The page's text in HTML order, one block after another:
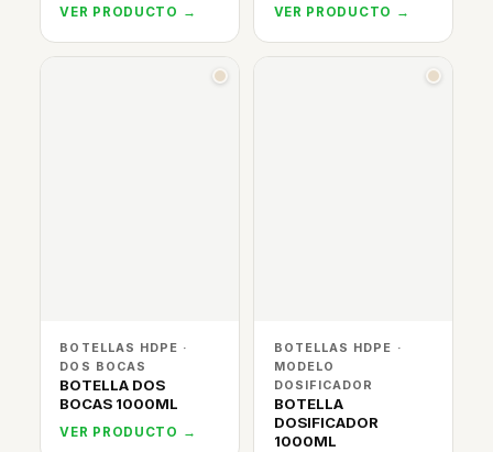
VER PRODUCTO → VER PRODUCTO →
BOTELLAS HDPE ·
DOS BOCAS
BOTELLA DOS
BOCAS 1000ML
VER PRODUCTO →
BOTELLAS HDPE ·
MODELO
DOSIFICADOR
BOTELLA
DOSIFICADOR
1000ML